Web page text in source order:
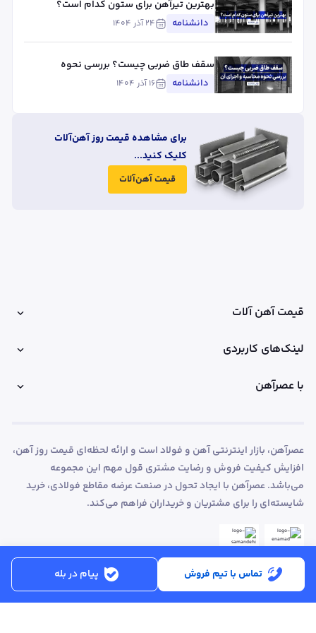
بهترین تیرآهن برای ستون کدام است؟
دانشنامه ۲۴ آذر ۱۴۰۴
سقف طاق ضربی چیست؟ بررسی نحوه
محاسبه و اجرای آن
دانشنامه ۱۶ آذر ۱۴۰۴
برای مشاهده قیمت روز آهن‌آلات
کلیک کنید...
قیمت آهن‌آلات
تماس با تیم فروش پیام در بله
قیمت آهن آلات
لینک‌های کاربردی
با عصرآهن
عصرآهن، بازار اینترنتی آهن و فولاد است و ارائه لحظه‌ای قیمت روز آهن،
افزایش کیفیت فروش و رضایت مشتری قول مهم این مجموعه
می‌باشد. عصرآهن با ایجاد تحول در صنعت عرضه مقاطع فولادی، خرید
شایسته‌ای را برای مشتریان و خریداران فراهم می‌کند.
ساعت کاری:شنبه تا پنجشنبه از ساعت 8:30 تا 17:00